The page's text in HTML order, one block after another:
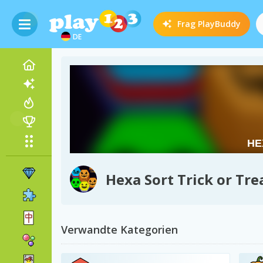
DE
Frag PlayBuddy
Hexa Sort Trick or
Verwandte Kategorien